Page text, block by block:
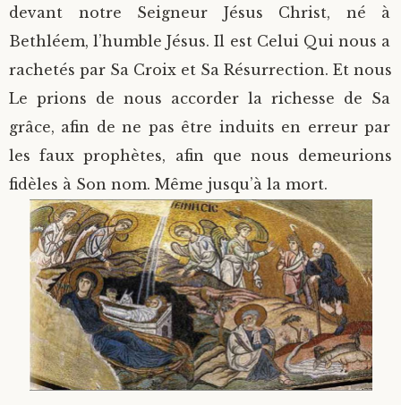
devant notre Seigneur Jésus Christ, né à
Bethléem, l’humble Jésus. Il est Celui Qui nous a
rachetés par Sa Croix et Sa Résurrection. Et nous
Le prions de nous accorder la richesse de Sa
grâce, afin de ne pas être induits en erreur par
les faux prophètes, afin que nous demeurions
fidèles à Son nom. Même jusqu’à la mort.